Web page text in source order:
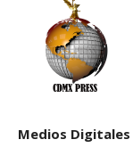
Medios Digitales